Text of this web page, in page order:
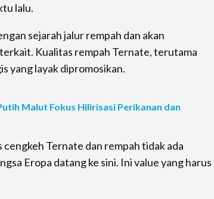
lalu.
sejarah jalur rempah dan akan
Kualitas rempah Ternate, terutama
yang layak dipromosikan.
Malut Fokus Hilirisasi Perikanan dan
Ternate dan rempah tidak ada
Eropa datang ke sini. Ini value yang harus